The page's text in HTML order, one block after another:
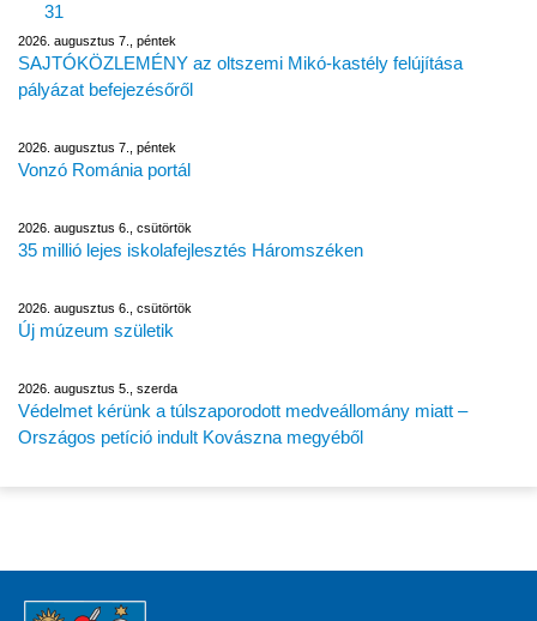
31
2026. augusztus 7., péntek
SAJTÓKÖZLEMÉNY az oltszemi Mikó-kastély felújítása
pályázat befejezésőről
2026. augusztus 7., péntek
Vonzó Románia portál
2026. augusztus 6., csütörtök
35 millió lejes iskolafejlesztés Háromszéken
2026. augusztus 6., csütörtök
Új múzeum születik
2026. augusztus 5., szerda
Védelmet kérünk a túlszaporodott medveállomány miatt –
Országos petíció indult Kovászna megyéből